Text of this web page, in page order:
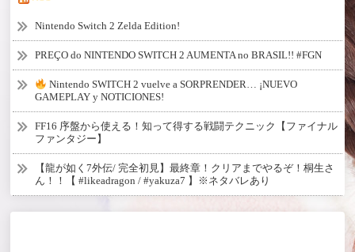
Nintendo Switch 2 Zelda Edition!
PREÇO do NINTENDO SWITCH 2 AUMENTA no BRASIL!! #FGN
Nintendo SWITCH 2 vuelve a SORPRENDER… ¡NUEVO
GAMEPLAY y NOTICIONES!
FF16 序盤から使える！知って得する戦闘テクニック【ファイナル
ファンタジー】
【龍が如く7外伝/ 完全初見】最終章！クリアまでやるぞ！桐生さ
ん！！【 #likeadragon / #yakuza7 】※ネタバレあり